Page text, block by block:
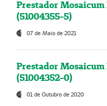
Prestador
(51004355-5)
07 de Maio de 2021
Prestador
(51004352-0)
01 de Outubro de 2020